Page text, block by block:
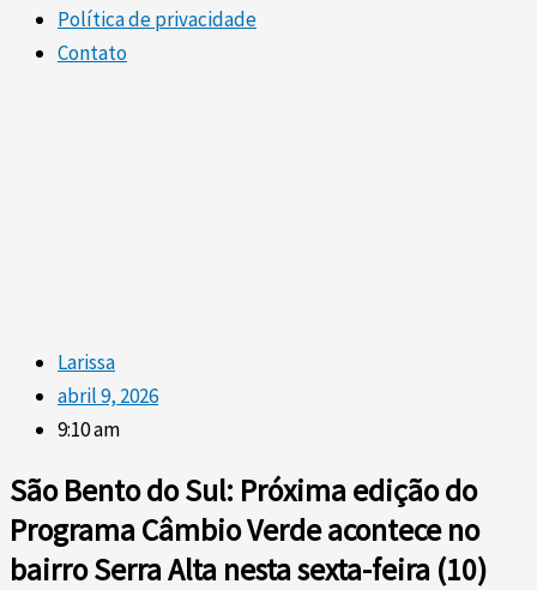
Política de privacidade
Contato
Larissa
abril 9, 2026
9:10 am
São Bento do Sul: Próxima edição do
Programa Câmbio Verde acontece no
bairro Serra Alta nesta sexta-feira (10)